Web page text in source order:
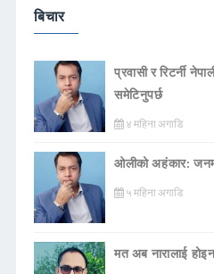
बिचार
प्रवासी र रिटर्नी
समेटिनुपर्छ
४ महिना अगाडि
ओलीको अहंकार:
५ महिना अगाडि
मत अब नारालाई